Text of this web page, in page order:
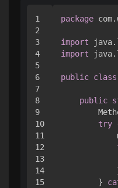
1
2
3
4
5
6
7
8
9
10
11
12
13
14
15
package
import
import
public class
public
try
        }